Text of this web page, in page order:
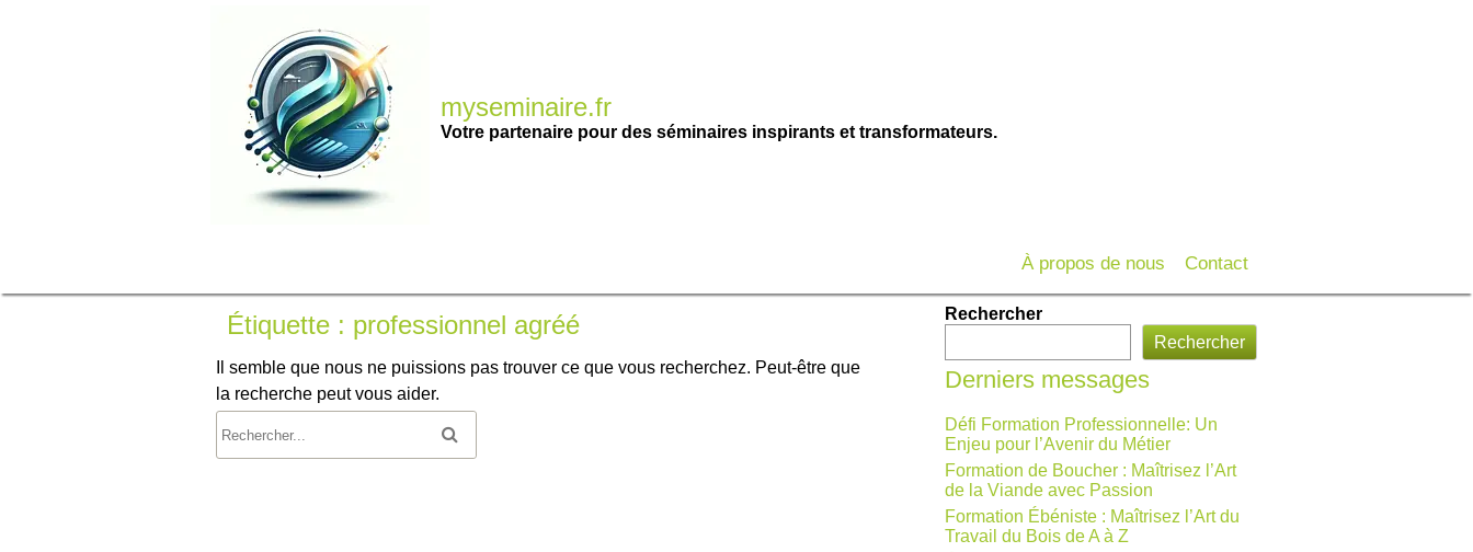
myseminaire.fr
Votre partenaire pour des séminaires inspirants et transformateurs.
À propos de nous Contact
Étiquette : professionnel agréé
Il semble que nous ne puissions pas trouver ce que vous recherchez. Peut-être que
la recherche peut vous aider.
Rechercher
Rechercher
Derniers messages
Défi Formation Professionnelle: Un
Enjeu pour l’Avenir du Métier
Formation de Boucher : Maîtrisez l’Art
de la Viande avec Passion
Formation Ébéniste : Maîtrisez l’Art du
Travail du Bois de A à Z